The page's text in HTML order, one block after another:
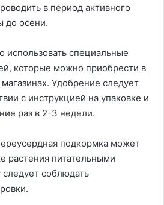
в период активного
до осени.
специальные
которые можно приобрести в
Удобрение следует
с инструкцией на упаковке и
раз в 2-3 недели.
подкормка может
растения питательными
соблюдать